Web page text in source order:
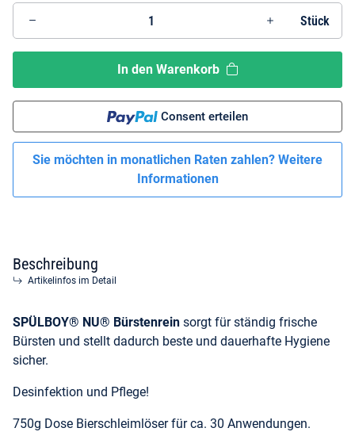
Stück
In den Warenkorb
Consent erteilen
Sie möchten in monatlichen Raten zahlen? Weitere
Informationen
Beschreibung
Artikelinfos im Detail
SPÜLBOY® NU® Bürstenrein sorgt für ständig frische
Bürsten und stellt dadurch beste und dauerhafte Hygiene
sicher.
Desinfektion und Pflege!
750g Dose Bierschleimlöser für ca. 30 Anwendungen.